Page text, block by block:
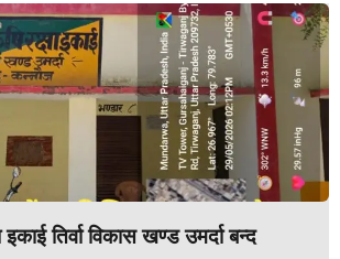
तिर्वा विकास खण्ड उमर्दा बन्द